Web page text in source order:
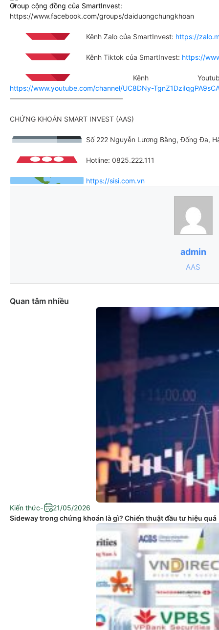
Group cộng đồng của SmartInvest:
https://www.facebook.com/groups/daiduongchungkhoan
Kênh Zalo của SmartInvest: https://
Kênh Tiktok của SmartInvest: https://
Kênh
https://www.youtube.com/channel/UC8DNy-
————————————————–
CHỨNG KHOÁN SMART INVEST (AAS)
Số 222 Nguyễn Lương Bằng, Đống Đa,
Hotline: 0825.222.111
https://sisi.com.vn
admin
AAS
Quan tâm nhiều
Kiến thức-
21/05/2026
Sideway trong chứng khoán là gì? Chiến thuật đầu tư hiệu quả